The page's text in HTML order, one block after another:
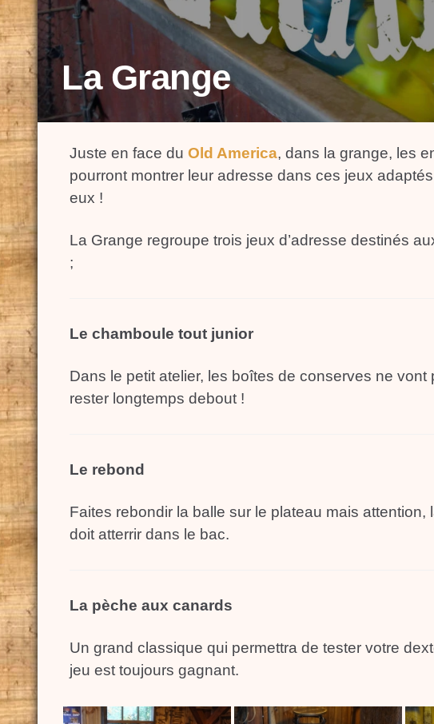
La Grange
Juste en face du Old America, dans la grange, les
pourront montrer leur adresse dans ces jeux
eux !
La Grange regroupe trois jeux d’adresse destinés
;
Le chamboule tout junior
Dans le petit atelier, les boîtes de conserves ne vont
rester longtemps debout !
Le rebond
Faites rebondir la balle sur le plateau mais attention,
doit atterrir dans le bac.
La pèche aux canards
Un grand classique qui permettra de tester votre
jeu est toujours gagnant.